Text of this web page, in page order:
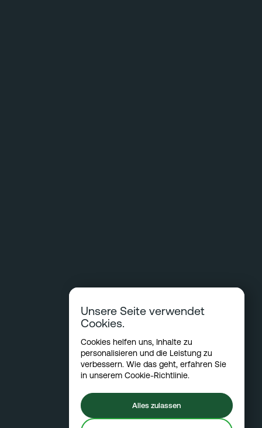
Unsere Seite verwendet
Cookies.
Cookies helfen uns, Inhalte zu
personalisieren und die Leistung zu
verbessern. Wie das geht, erfahren Sie
in unserem Cookie-Richtlinie.
Alles zulassen